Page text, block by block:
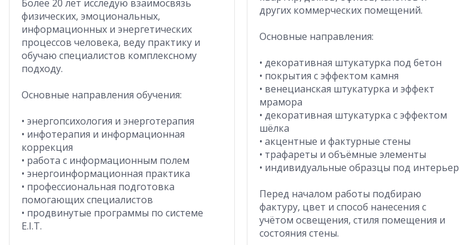
Более 20 лет исследую взаимосвязь
физических, эмоциональных,
информационных и энергетических
процессов человека, веду практику и
обучаю специалистов комплексному
подходу.
Основные направления обучения:
• энергопсихология и энерготерапия
• инфотерапия и информационная
коррекция
• работа с информационным полем
• энергоинформационная практика
• профессиональная подготовка
помогающих специалистов
• продвинутые программы по системе
E.I.T.
других коммерческих помещений.
Основные направления:
• декоративная штукатурка под бетон
• покрытия с эффектом камня
• венецианская штукатурка и эффект
мрамора
• декоративная штукатурка с эффектом
шёлка
• акцентные и фактурные стены
• трафареты и объёмные элементы
• индивидуальные образцы под интерьер
Перед началом работы подбираю
фактуру, цвет и способ нанесения с
учётом освещения, стиля помещения и
состояния стены.